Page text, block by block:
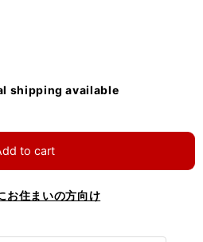
shipping available
to cart
お住まいの方向け